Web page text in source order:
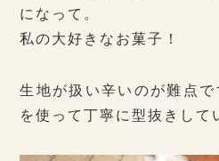
になって。
私の大好きなお菓子！
生地が扱い辛いのが難点
を使って丁寧に型抜きして